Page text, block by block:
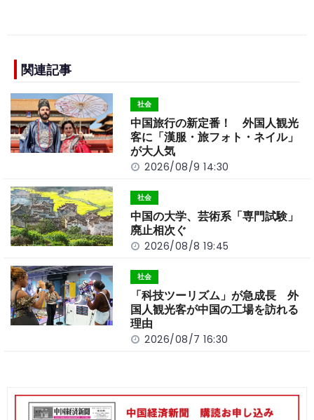
a
e
b
o
o
k
n e o
n
k
関連記事
社会
中国旅行の新定番！ 外国人観光
客に「漢服・旅フォト・ネイル」
が大人気
2026/08/9 14:30
社会
中国の大学、芸術系「専門試験」
廃止相次ぐ
2026/08/8 19:45
社会
「科技ツーリズム」が急成長 外
国人観光客が中国の工場を訪れる
理由
2026/08/7 16:30